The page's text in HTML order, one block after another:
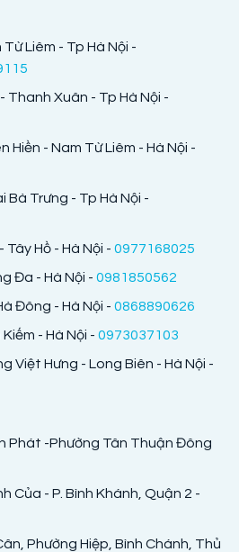
Liêm - Tp Hà Nội -
Thanh Xuân - Tp Hà Nội -
Hiền - Nam Từ Liêm - Hà Nội -
Bà Trưng - Tp Hà Nội -
Hồ - Hà Nội - 0977168025
Đa - Hà Nội - 0981850562
Đông - Hà Nội - 0868890626
- Hà Nội - 0973037103
Việt Hưng - Long Biên - Hà Nội -
Phát -Phường Tân Thuận Đông
Của - P. Bình Khánh, Quận 2 -
Phường Hiệp, Bình Chánh, Thủ